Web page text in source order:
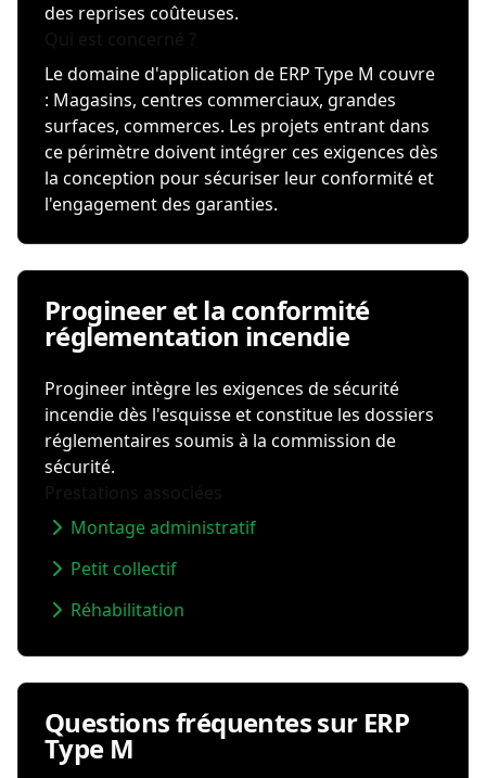
des reprises coûteuses.
Le domaine d'application de ERP Type M couvre
: Magasins, centres commerciaux, grandes
surfaces, commerces. Les projets entrant dans
ce périmètre doivent intégrer ces exigences dès
la conception pour sécuriser leur conformité et
l'engagement des garanties.
Progineer et la conformité
réglementation incendie
Progineer intègre les exigences de sécurité
incendie dès l'esquisse et constitue les dossiers
réglementaires soumis à la commission de
sécurité.
Montage administratif
Petit collectif
Réhabilitation
Questions fréquentes sur ERP
Type M